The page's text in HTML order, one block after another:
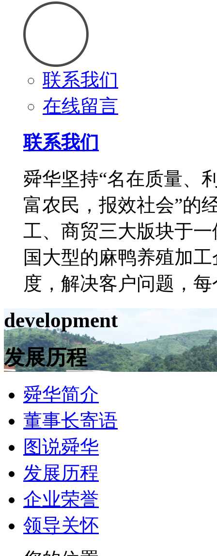
联系我们
在线留言
联系我们
舜华坚持“名在质量、
富农民，报效社会”的
工、商贸三大版块于
国大型的麻鸭养殖加
度，解决客户问题，
development
发展历程
舜华简介
董事长寄语
图说舜华
发展历程
企业荣誉
领导关怀